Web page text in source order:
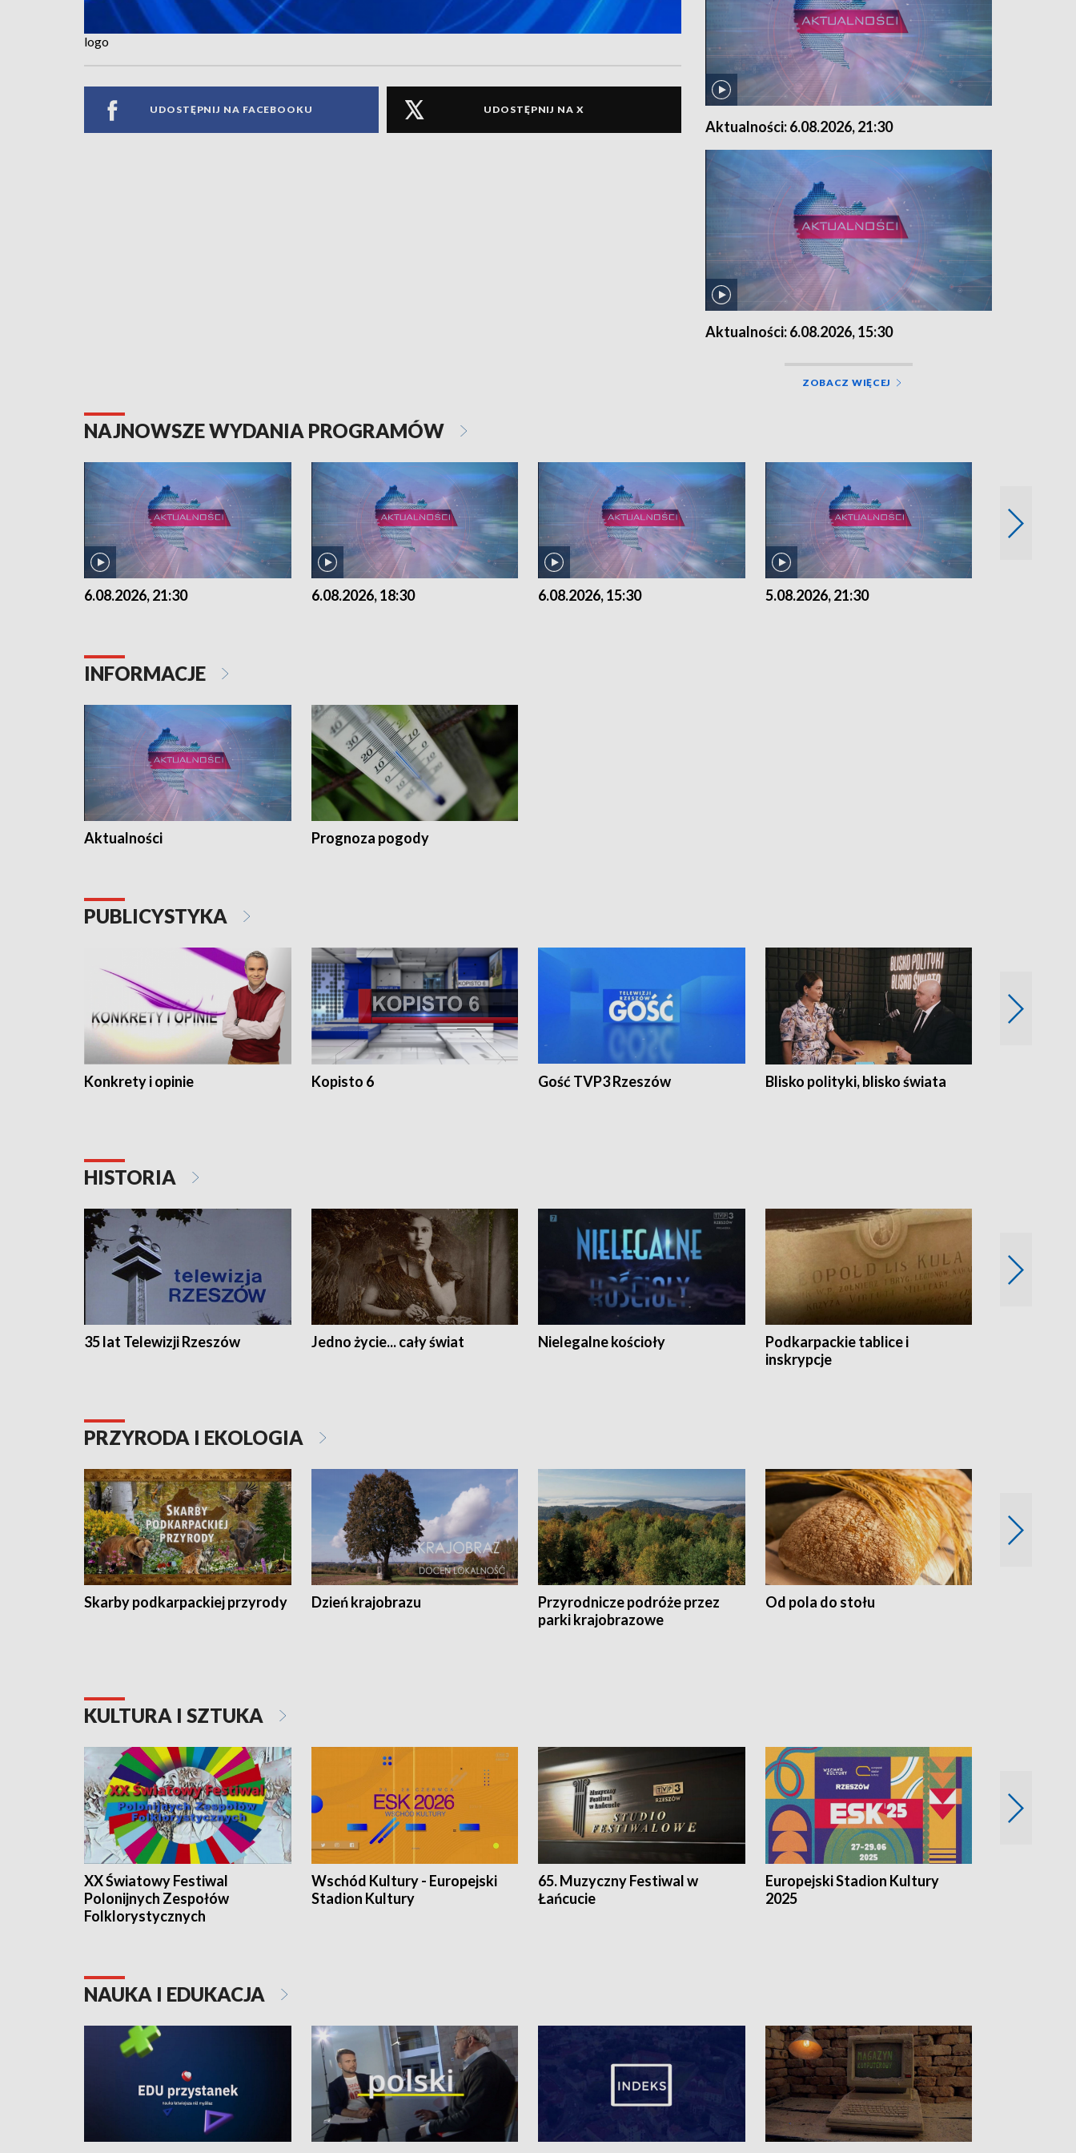
logo
UDOSTĘPNIJ NA FACEBOOKU UDOSTĘPNIJ NA X
Aktualności: 6.08.2026, 21:30
Aktualności: 6.08.2026, 15:30
ZOBACZ WIĘCEJ
NAJNOWSZE WYDANIA PROGRAMÓW
6.08.2026, 21:30 6.08.2026, 18:30 6.08.2026, 15:30 5.08.2026, 21:30
INFORMACJE
Aktualności Prognoza pogody
PUBLICYSTYKA
Konkrety i opinie Kopisto 6 Gość TVP3 Rzeszów Blisko polityki, blisko świata
HISTORIA
35 lat Telewizji Rzeszów Jedno życie... cały świat Nielegalne kościoły
Podkarpackie tablice i
inskrypcje
PRZYRODA I EKOLOGIA
Skarby podkarpackiej przyrody Dzień krajobrazu
Przyrodnicze podróże przez
parki krajobrazowe
Od pola do stołu
KULTURA I SZTUKA
XX Światowy Festiwal
Polonijnych Zespołów
Folklorystycznych
Wschód Kultury - Europejski
Stadion Kultury
65. Muzyczny Festiwal w
Łańcucie
Europejski Stadion Kultury
2025
NAUKA I EDUKACJA